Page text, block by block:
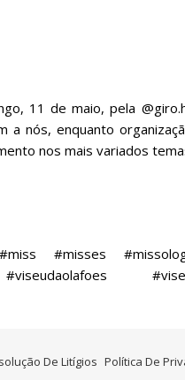
11 de maio, pela
a nós, enquanto
nos mais variados
#miss #misses
#viseudaolafoes
De Litígios Política De